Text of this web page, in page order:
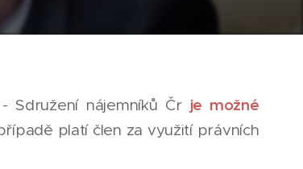
Sdružení nájemníků Čr je možné
platí člen za využití právních